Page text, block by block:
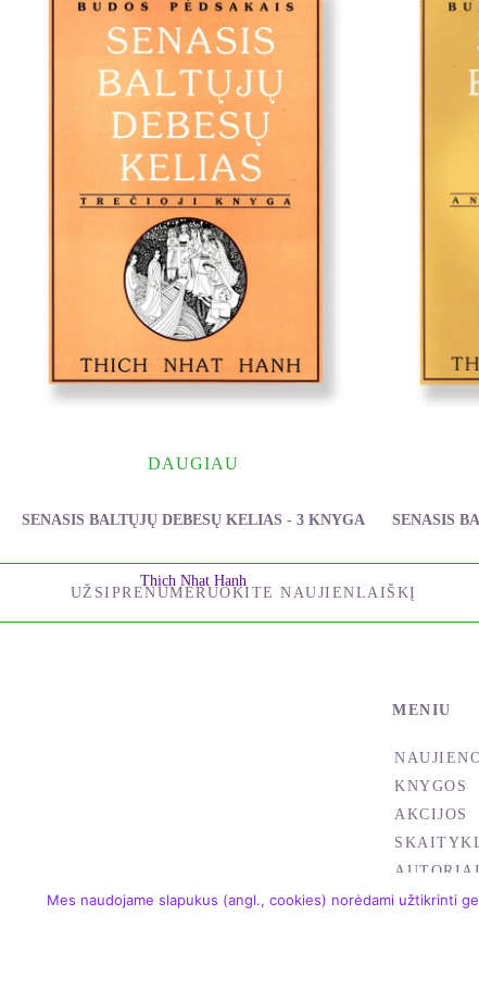
DAUGIAU
SENASIS BALTŲJŲ DEBESŲ KELIAS - 3 KNYGA
Thich Nhat Hanh
SENASIS
UŽSIPRENUMERUOKITE NAUJIENLAIŠKĮ
MENIU
KNYGOS
AKCIJOS
AUTORIAI
Mes naudojame slapukus (angl., cookies) norėdami užtikrinti